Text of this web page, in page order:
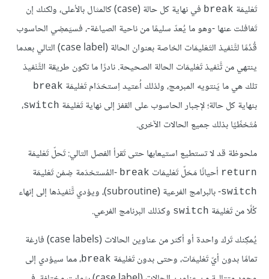
تَعْليمَة break
في نهاية كل حالة (case) كالمثال بالأعلى، ولكنك إن
تَغافلت عنها -وهو ما يُعدّ سليمًا من ناحية الصياغة-، فسيَمضِي الحاسوب
قُدُمًا لتَّنْفيذ التَعْليمَات الخاصة بعنوان الحالة (case label) التالي بعدما
ينتهي من تَّنْفيذ تَعْليمَات الحالة الصحيحة. نادرًا ما تكون طريقة التَّنْفيذ
تلك هي ما يَنتويه المبرمج، ولذلك اُعتيد اِستخدَام تَعْليمَة break
بنهاية كل حالة؛ لإجبار الحاسوب على القفز إلى نهاية تَعْليمَة switch،
مُتَخطِّيًا بذلك جميع الحالات الآخرى.
ملحوظة قد لا تستطيع استيعابها حتى تَقرأ الفصل التالي: تَحلّ تَعْليمَة
return أحيانًا مَحَلّ تَعْليمَات break -المُستخدَمة ضِمْن تَعْليمَة
switch
- بالبرامج الفرعية (subroutine)، ويؤدي تَّنْفيذها إلى إنهاء
كُلًا من تَعْليمَة switch وكذلك البرنامج الفرعي.
يُمكِنك تَرك واحدة أو أكثر من عناوين الحالات (case labels) فارغة
تمامًا بدون أيّ تَعْليمَات، وحتى بدون تَعْليمَة break، مما سيؤدي إلى